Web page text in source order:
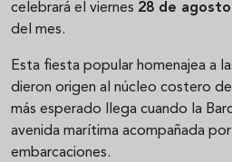
celebrará el viernes 28 de
del mes.
Esta fiesta popular homenajea a
dieron origen al núcleo costero
más esperado llega cuando la
avenida marítima acompañada
embarcaciones.